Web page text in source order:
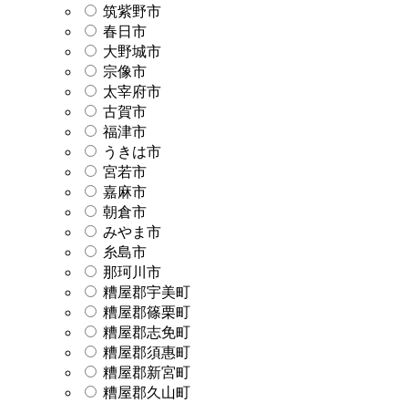
筑紫野市
春日市
大野城市
宗像市
太宰府市
古賀市
福津市
うきは市
宮若市
嘉麻市
朝倉市
みやま市
糸島市
那珂川市
糟屋郡宇美町
糟屋郡篠栗町
糟屋郡志免町
糟屋郡須惠町
糟屋郡新宮町
糟屋郡久山町